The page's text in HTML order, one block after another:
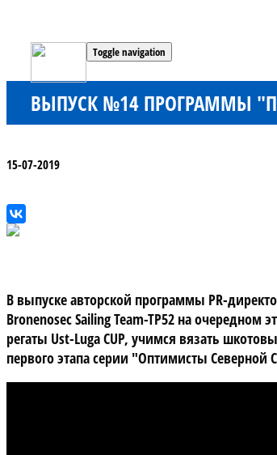
Toggle navigation
ВЫПУСК №14 ПРОГРАММЫ
15-07-2019
В выпуске авторской программы PR-
Bronenosec Sailing Team-TP52 на очередном
регаты Ust-Luga CUP, учимся вязать
первого этапа серии "Оптимисты